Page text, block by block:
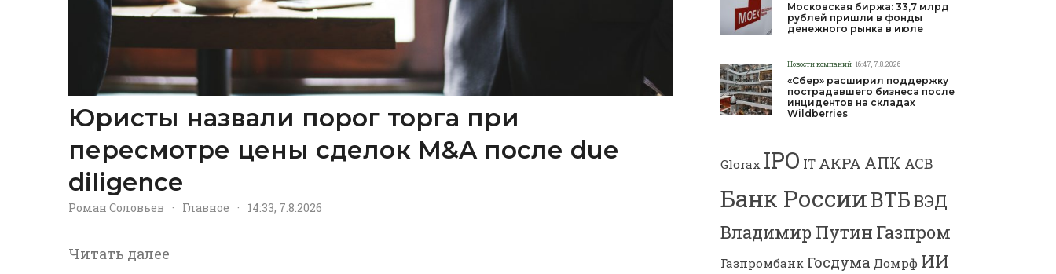
Юристы назвали порог торга при
пересмотре цены сделок M&A после due
diligence
Роман Соловьев · Главное · 14:33, 7.8.2026
Читать далее
Московская биржа: 33,7 млрд
рублей пришли в фонды
денежного рынка в июле
Новости компаний 16:47, 7.8.2026
«Сбер» расширил поддержку
пострадавшего бизнеса после
инцидентов на складах
Wildberries
Glorax IPO IT АКРА АПК АСВ
Банк РоссииВТБВЭД
Владимир Путин Газпром
Газпромбанк Госдума Домрф ИИ